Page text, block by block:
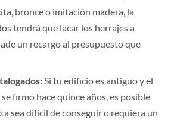
bronce o imitación madera, la
tendrá que lacar los herrajes a
un recargo al presupuesto que
Si tu edificio es antiguo y el
firmó hace quince años, es posible
sea difícil de conseguir o requiera un